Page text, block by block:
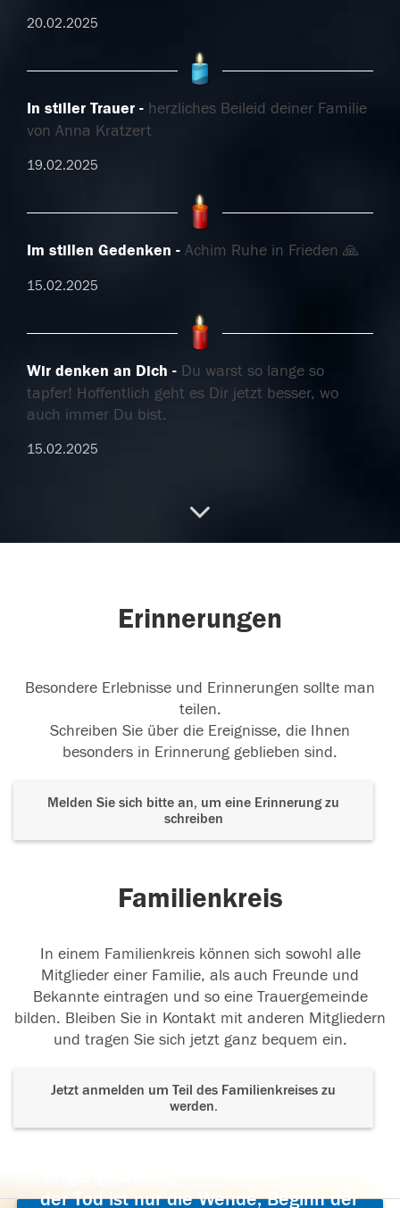
20.02.2025
In stiller Trauer
herzliches Beileid deiner Familie
von Anna Kratzert
19.02.2025
Im stillen Gedenken Achim Ruhe in Frieden 🙏
15.02.2025
Wir denken an Dich
Du warst so lange so
tapfer! Hoffentlich geht es Dir jetzt besser, wo
auch immer Du bist.
15.02.2025
Erinnerungen
Besondere Erlebnisse und Erinnerungen sollte man
teilen.
Schreiben Sie über die Ereignisse, die Ihnen
besonders in Erinnerung geblieben sind.
Melden Sie sich bitte an, um eine Erinnerung zu
schreiben
Familienkreis
In einem Familienkreis können sich sowohl alle
Mitglieder einer Familie, als auch Freunde und
Bekannte eintragen und so eine Trauergemeinde
bilden. Bleiben Sie in Kontakt mit anderen Mitgliedern
und tragen Sie sich jetzt ganz bequem ein.
Jetzt anmelden um Teil des Familienkreises zu
werden.
der Tod ist nur die Wende, Beginn der